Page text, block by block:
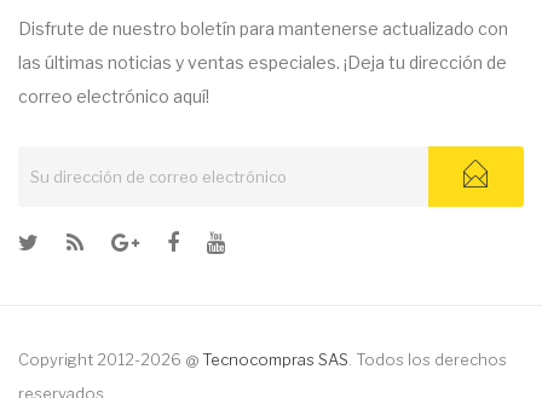
Disfrute de nuestro boletín para mantenerse actualizado con
las últimas noticias y ventas especiales. ¡Deja tu dirección de
correo electrónico aquí!
Copyright 2012-2026 @ Tecnocompras SAS . Todos los derechos
reservados